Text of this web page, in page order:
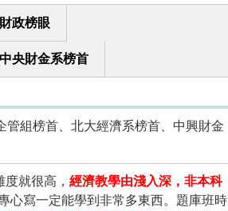
政榜眼
央財金系榜首
管組榜首、北大經濟系榜首、中興財金
度就很高， 經濟教學由淺入深，非本科
心寫一定能學到非常多東西。題庫班時